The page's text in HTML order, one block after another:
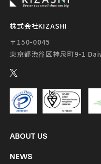
株式会社KIZASHI
〒150-0045
ABOUT US
NEWS